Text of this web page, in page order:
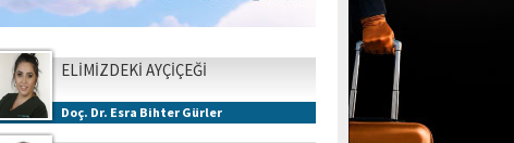
ELİMİZDEKİ AYÇİÇEĞİ
Doç. Dr. Esra Bihter Gürler